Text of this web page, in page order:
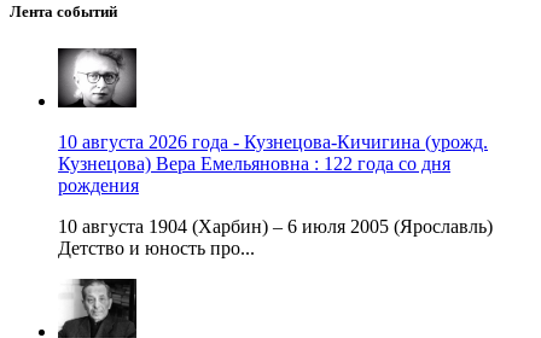
Лента событий
10 августа 2026 года - Кузнецова-Кичигина (урожд.
Кузнецова) Вера Емельяновна : 122 года со дня
рождения
10 августа 1904 (Харбин) – 6 июля 2005 (Ярославль)
Детство и юность про...